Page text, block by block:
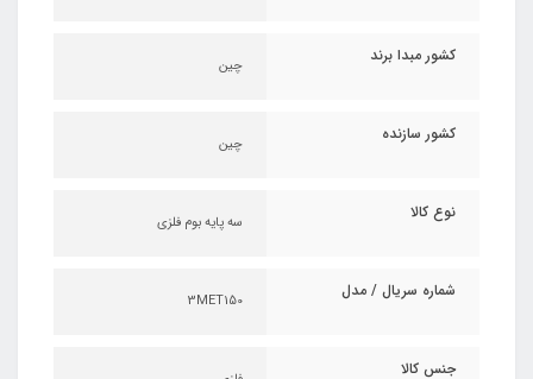
کشور مبدا برند چین
کشور سازنده چین
نوع کالا سه پایه بوم فلزی
شماره سریال / مدل 3MET150
جنس کالا